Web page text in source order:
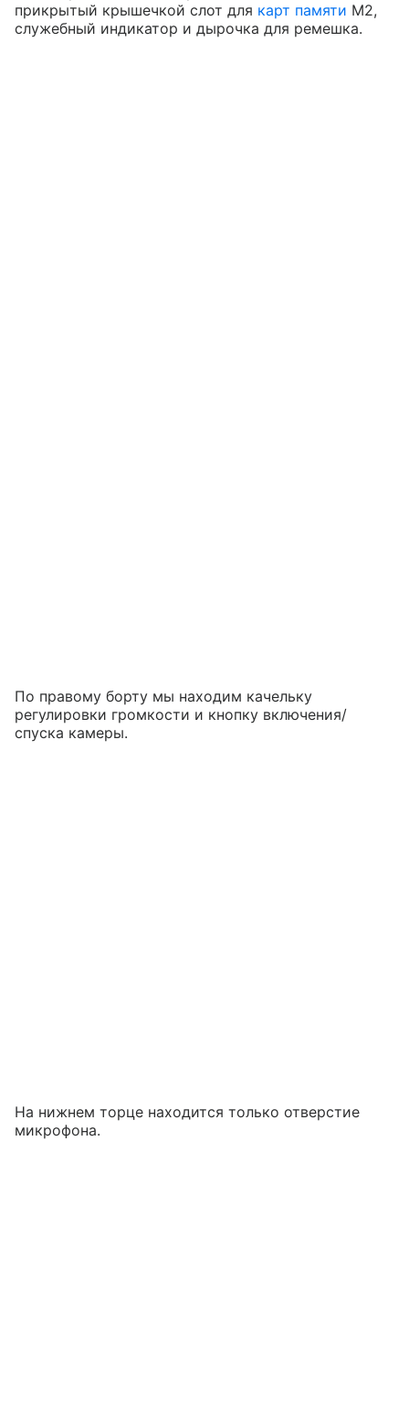
прикрытый крышечкой слот для карт памяти M2,
служебный индикатор и дырочка для ремешка.
По правому борту мы находим качельку
регулировки громкости и кнопку включения/
спуска камеры.
На нижнем торце находится только отверстие
микрофона.